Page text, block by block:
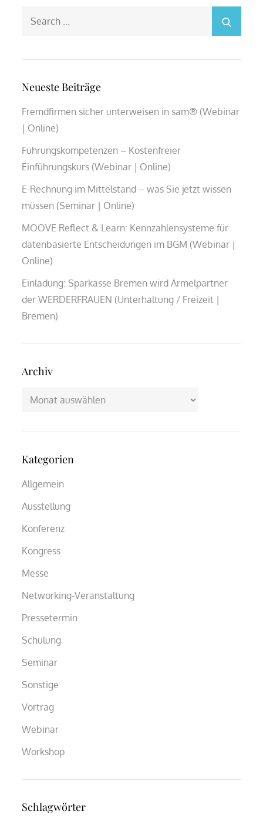
Neueste Beiträge
Fremdfirmen sicher unterweisen in sam® (Webinar
| Online)
Führungskompetenzen – Kostenfreier
Einführungskurs (Webinar | Online)
E-Rechnung im Mittelstand – was Sie jetzt wissen
müssen (Seminar | Online)
MOOVE Reflect & Learn: Kennzahlensysteme für
datenbasierte Entscheidungen im BGM (Webinar |
Online)
Einladung: Sparkasse Bremen wird Ärmelpartner
der WERDERFRAUEN (Unterhaltung / Freizeit |
Bremen)
Archiv
Archiv
Kategorien
Allgemein
Ausstellung
Konferenz
Kongress
Messe
Networking-Veranstaltung
Pressetermin
Schulung
Seminar
Sonstige
Vortrag
Webinar
Workshop
Schlagwörter